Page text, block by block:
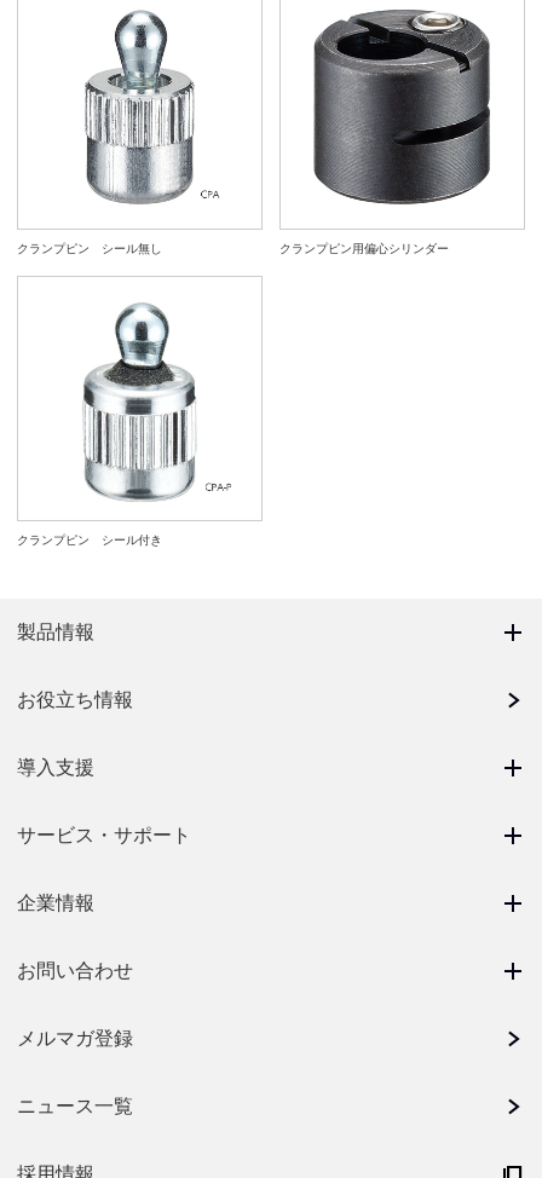
クランプピン シール無し クランプピン用偏心シリンダー
クランプピン シール付き
製品情報
お役立ち情報
導入支援
サービス・サポート
企業情報
お問い合わせ
メルマガ登録
ニュース一覧